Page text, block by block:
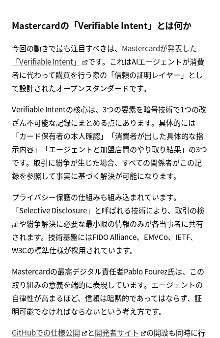
Mastercardの「Verifiable Intent」とは何か
今回の動きで最も注目すべきは、 Mastercardが発表した
「Verifiable Intent」
です。これはAIエージェントが消費
者に代わって購買を行う際の「信頼の証明レイヤー」とし
て設計されたオープンスタンダードです。
Verifiable Intentの核心は、3つの要素を暗号技術で1つの改
ざん不可能な記録にまとめる点にあります。具体的には
「カード保有者の本人確認」「消費者が出した具体的な指
示内容」「エージェントと加盟店間のやり取り結果」の3つ
です。取引に紛争が生じた場合、すべての関係者がこの記
録を参照して事実に基づく解決が可能になります。
プライバシー保護の仕組みも組み込まれています。
「Selective Disclosure」と呼ばれる技術により、取引の検
証や紛争解決に必要な最小限の情報のみが各当事者に共有
されます。技術基盤にはFIDO Alliance、EMVCo、IETF、
W3Cの標準仕様が採用されています。
Mastercardの最高デジタル責任者Pablo Fourez氏は、この
取り組みの意義を端的に表現しています。エージェントの
自律性が高まるほど、信頼は暗黙的であってはならず、証
明可能でなければならないという考え方です。
GitHubでの仕様公開 と開発者サイト
の開設も同時に行